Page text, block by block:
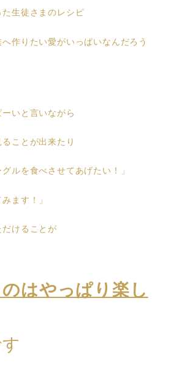
生徒さまのレシピ
作りたい愛がいっぱいなんだろう
いと言いながら
ことが出来たり
ルを食べさせてあげたい！」
ます！」
けることが
はやっぱり楽し